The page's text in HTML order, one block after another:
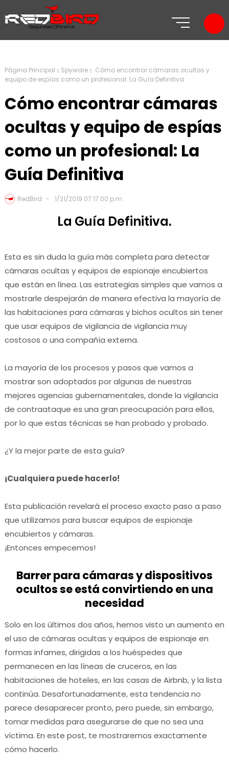
Página Principal Spyware
Cómo encontrar cámaras ocultas y
equipo de espías como un profesional: La Guía Definitiva
Cómo encontrar cámaras
ocultas y equipo de espías
como un profesional: La
Guía Definitiva
RedBird 1/21/2019 07:17:00 p.m.
La Guía Definitiva.
Esta es sin duda la guía más completa para detectar
cámaras ocultas y equipos de espionaje encubiertos
que están en línea. Las estrategias simples que vamos a
mostrarle despejarán de manera efectiva la mayoría de
las habitaciones para cámaras y bichos ocultos sin tener
que usar equipos de vigilancia de vigilancia muy
costosos o una compañía externa.
La mayoría de los procesos y pasos que vamos a
mostrar son adoptados por algunas de nuestras
mejores agencias gubernamentales, donde la vigilancia
de contraataque es una gran preocupación para ellos,
por lo que estas técnicas se han probado y probado.
¿Y la mejor parte de esta guía?
¡Cualquiera puede hacerlo!
Esta publicación revelará el proceso exacto paso a paso
que utilizamos para buscar equipos de espionaje
encubiertos y cámaras.
¡Entonces empecemos!
Barrer para cámaras y dispositivos
ocultos se está convirtiendo en una
necesidad
Solo en los últimos dos años, hemos visto un aumento en
el uso de cámaras ocultas y equipos de espionaje en
formas infames, dirigidas a los huéspedes que
permanecen en las líneas de cruceros, en las
habitaciones de hoteles, en las casas de Airbnb, y la lista
continúa. Desafortunadamente, esta tendencia no
parece desaparecer pronto, pero puede, sin embargo,
tomar medidas para asegurarse de que no sea una
víctima. En este post, te mostraremos exactamente
cómo hacerlo.